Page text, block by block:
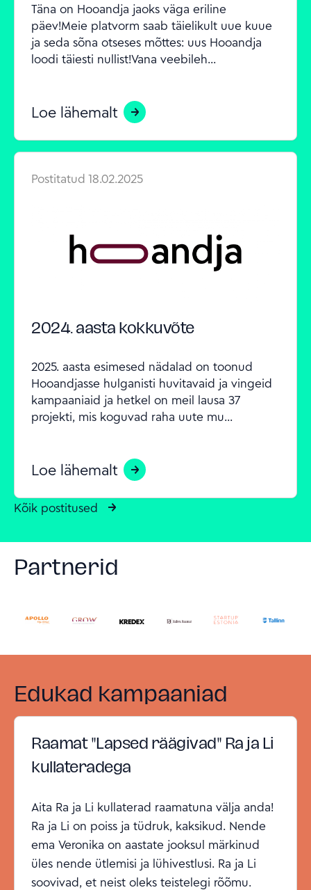
Täna on Hooandja jaoks väga eriline
päev!Meie platvorm saab täielikult uue kuue
ja seda sõna otseses mõttes: uus Hooandja
loodi täiesti nullist!Vana veebileh...
Loe lähemalt
Postitatud 18.02.2025
2024. aasta kokkuvõte
2025. aasta esimesed nädalad on toonud
Hooandjasse hulganisti huvitavaid ja vingeid
kampaaniaid ja hetkel on meil lausa 37
projekti, mis koguvad raha uute mu...
Loe lähemalt
Kõik postitused
Partnerid
Edukad kampaaniad
Raamat "Lapsed räägivad" Ra ja Li
kullateradega
Aita Ra ja Li kullaterad raamatuna välja anda!
Ra ja Li on poiss ja tüdruk, kaksikud. Nende
ema Veronika on aastate jooksul märkinud
üles nende ütlemisi ja lühivestlusi. Ra ja Li
soovivad, et neist oleks teistelegi rõõmu.